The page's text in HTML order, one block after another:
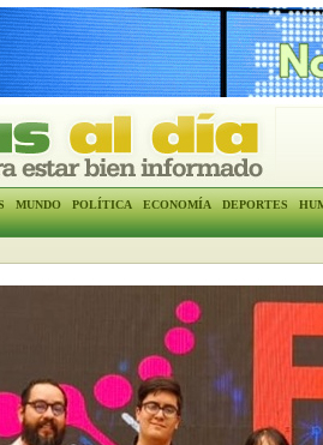
MUNDO POLÍTICA ECONOMÍA DEPORTES